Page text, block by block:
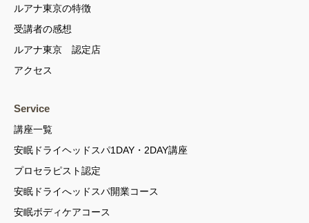
ルアナ東京の特徴
受講者の感想
ルアナ東京 認定店
アクセス
Service
講座一覧
安眠ドライヘッドスパ1DAY・2DAY講座
プロセラピスト認定
安眠ドライへッドスパ開業コース
安眠ボディケアコース